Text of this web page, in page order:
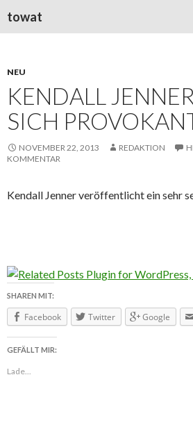
towat
NEU
KENDALL
SICH
NOVEMBER 22, 2013 REDAKTION
KOMMENTAR
Kendall Jenner veröffentlicht ein sehr
SHAREN MIT:
Facebook Twitter Google
GEFÄLLT MIR:
Lade...